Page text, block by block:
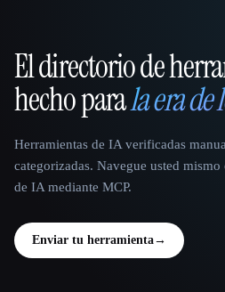
That AI Collection
El directorio de
hecho parala era de
Herramientas de IA verificadas
categorizadas. Navegue usted mismo
de IA mediante MCP.
Enviar tu herramienta→